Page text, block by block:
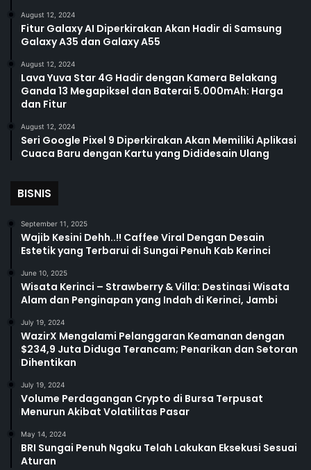
August 12, 2024
Fitur Galaxy AI Diperkirakan Akan Hadir di Samsung
Galaxy A35 dan Galaxy A55
August 12, 2024
Lava Yuva Star 4G Hadir dengan Kamera Belakang
Ganda 13 Megapiksel dan Baterai 5.000mAh: Harga
dan Fitur
August 12, 2024
Seri Google Pixel 9 Diperkirakan Akan Memiliki Aplikasi
Cuaca Baru dengan Kartu yang Dididesain Ulang
BISNIS
September 11, 2025
Wajib Kesini Dehh..!! Caffee Viral Dengan Desain
Estetik yang Terbarui di Sungai Penuh Kab Kerinci
June 10, 2025
Wisata Kerinci – Strawberry & Villa: Destinasi Wisata
Alam dan Penginapan yang Indah di Kerinci, Jambi
July 19, 2024
WazirX Mengalami Pelanggaran Keamanan dengan
$234,9 Juta Diduga Terancam; Penarikan dan Setoran
Dihentikan
July 19, 2024
Volume Perdagangan Crypto di Bursa Terpusat
Menurun Akibat Volatilitas Pasar
May 14, 2024
BRI Sungai Penuh Ngaku Telah Lakukan Eksekusi Sesuai
Aturan